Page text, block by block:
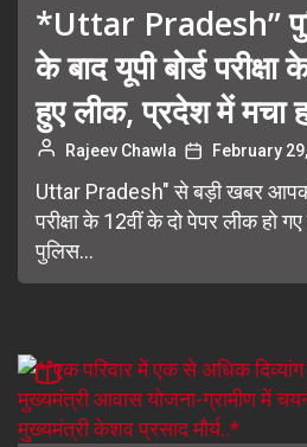
*Uttar Pradesh”
के बाद यूपी बोर्ड
हुए लीक, प्रदेश में
Rajeev Chawla February
Uttar Pradesh" से बड़ी खबर आपको
परीक्षा के 12वीं के दो पेपर लीक हो
पुलिस...